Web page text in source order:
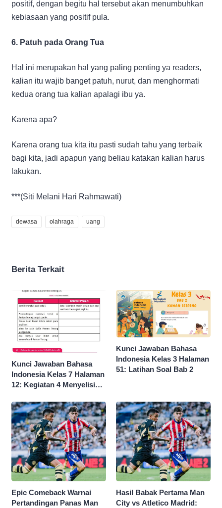
positif, dengan begitu hal tersebut akan menumbuhkan
kebiasaan yang positif pula.
6. Patuh pada Orang Tua
Hal ini merupakan hal yang paling penting ya readers,
kalian itu wajib banget patuh, nurut, dan menghormati
kedua orang tua kalian apalagi ibu ya.
Karena apa?
Karena orang tua kita itu pasti sudah tahu yang terbaik
bagi kita, jadi apapun yang beliau katakan kalian harus
lakukan.
***(Siti Melani Hari Rahmawati)
dewasa olahraga uang
Berita Terkait
Kunci Jawaban Bahasa
Indonesia Kelas 7 Halaman
12: Kegiatan 4 Menyelisik
Deskripsi
Kunci Jawaban Bahasa
Indonesia Kelas 3 Halaman
51: Latihan Soal Bab 2
Epic Comeback Warnai
Pertandingan Panas Man
Hasil Babak Pertama Man
City vs Atletico Madrid: